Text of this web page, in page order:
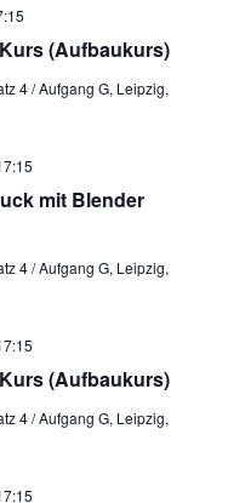
(Aufbaukurs)
4 / Aufgang G, Leipzig,
mit Blender
4 / Aufgang G, Leipzig,
(Aufbaukurs)
4 / Aufgang G, Leipzig,